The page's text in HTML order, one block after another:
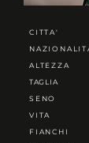
CITTA'
ALTEZZA
TAGLIA
SENO
VITA
FIANCHI